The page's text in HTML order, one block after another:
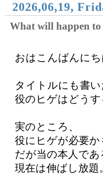
2026,06,19,
What will happen to
おはこんばんに
タイトルにも書い
役のヒゲはどうす
実のところ、
役にヒゲが必要か
だが当の本人で
現在は伸ばし放